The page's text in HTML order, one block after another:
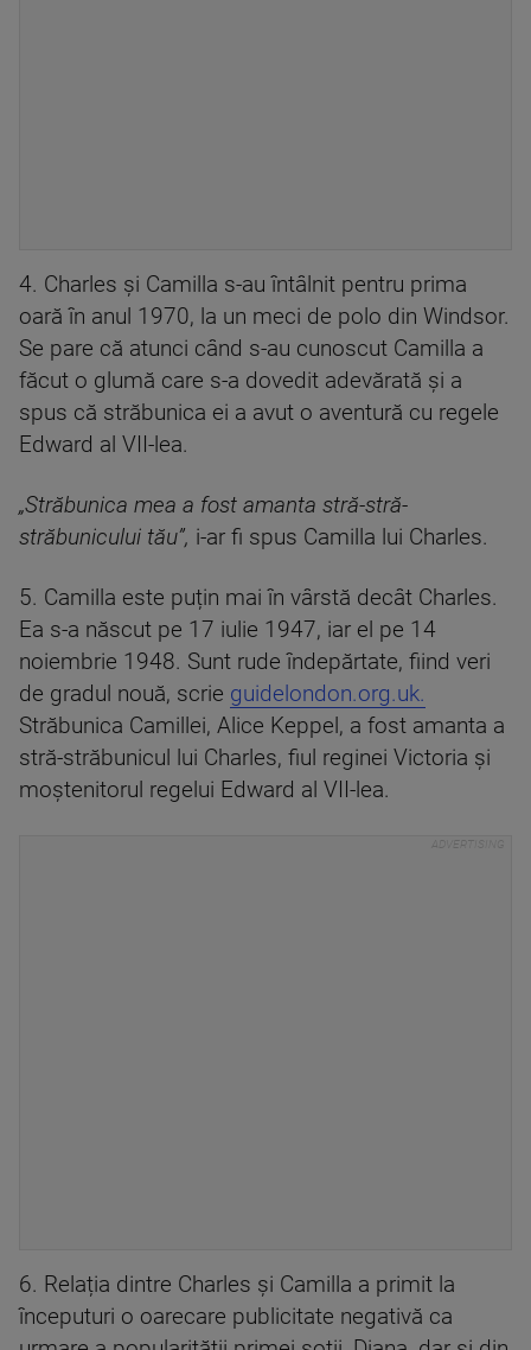
4. Charles și Camilla s-au întâlnit pentru prima
oară în anul 1970, la un meci de polo din Windsor.
Se pare că atunci când s-au cunoscut Camilla a
făcut o glumă care s-a dovedit adevărată și a
spus că străbunica ei a avut o aventură cu regele
Edward al VII-lea.
„Străbunica mea a fost amanta stră-stră-
străbunicului tău”, i-ar fi spus Camilla lui Charles.
5. Camilla este puțin mai în vârstă decât Charles.
Ea s-a născut pe 17 iulie 1947, iar el pe 14
noiembrie 1948. Sunt rude îndepărtate, fiind veri
de gradul nouă, scrie guidelondon.org.uk.
Străbunica Camillei, Alice Keppel, a fost amanta a
stră-străbunicul lui Charles, fiul reginei Victoria și
moștenitorul regelui Edward al VII-lea.
6. Relația dintre Charles și Camilla a primit la
începuturi o oarecare publicitate negativă ca